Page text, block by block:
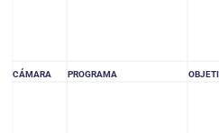
CÁMARA PROGRAMA